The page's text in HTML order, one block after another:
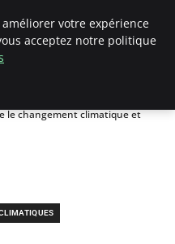
le changement climatique et
votre expérience
acceptez notre politique